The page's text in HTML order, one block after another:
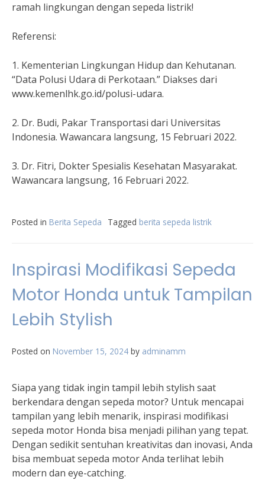
ramah lingkungan dengan sepeda listrik!
Referensi:
1. Kementerian Lingkungan Hidup dan Kehutanan.
“Data Polusi Udara di Perkotaan.” Diakses dari
www.kemenlhk.go.id/polusi-udara.
2. Dr. Budi, Pakar Transportasi dari Universitas
Indonesia. Wawancara langsung, 15 Februari 2022.
3. Dr. Fitri, Dokter Spesialis Kesehatan Masyarakat.
Wawancara langsung, 16 Februari 2022.
Posted in Berita Sepeda Tagged berita sepeda listrik
Inspirasi Modifikasi Sepeda
Motor Honda untuk Tampilan
Lebih Stylish
Posted on November 15, 2024 by adminamm
Siapa yang tidak ingin tampil lebih stylish saat
berkendara dengan sepeda motor? Untuk mencapai
tampilan yang lebih menarik, inspirasi modifikasi
sepeda motor Honda bisa menjadi pilihan yang tepat.
Dengan sedikit sentuhan kreativitas dan inovasi, Anda
bisa membuat sepeda motor Anda terlihat lebih
modern dan eye-catching.